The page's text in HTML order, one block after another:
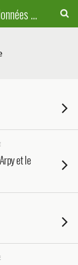
Randos-MontBlanc — Randonnées pédestres familiales en Haute-Savoie, Suisse et Italie
et le